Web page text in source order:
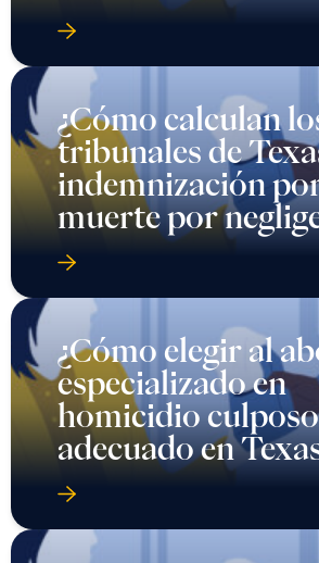
¿Cómo calculan
tribunales de
indemnización
muerte por
¿Cómo elegir al
especializado en
homicidio culposo
adecuado en